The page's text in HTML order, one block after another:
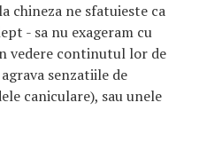
chineza ne sfatuieste ca
- sa nu exageram cu
vedere continutul lor de
senzatiile de
caniculare), sau unele